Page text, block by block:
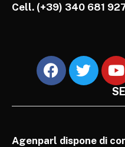
Cell. (+39) 340 681
Agenparl dispone di